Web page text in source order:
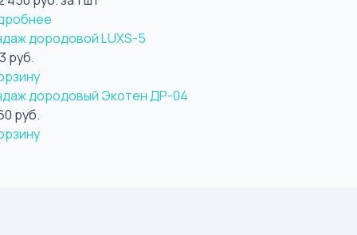
дородовой LUXS-5
руб.
дородовый Экотен ДР-04
руб.